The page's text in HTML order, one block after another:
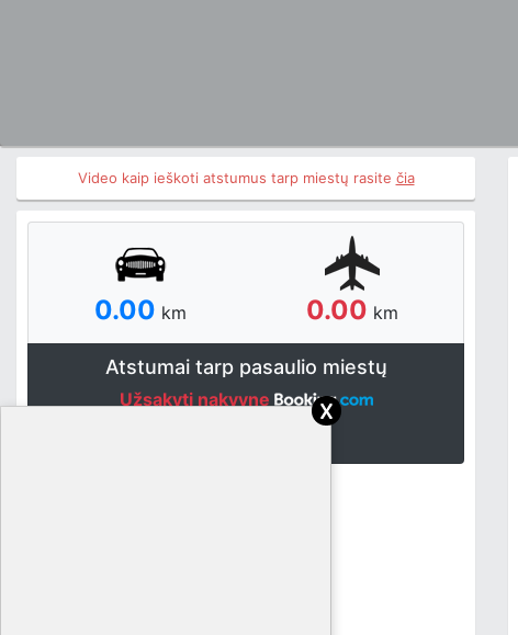
Video kaip ieškoti atstumus tarp miestų rasite čia
0.00 km 0.00 km
Atstumai tarp pasaulio miestų
Užsakyti nakvynę x